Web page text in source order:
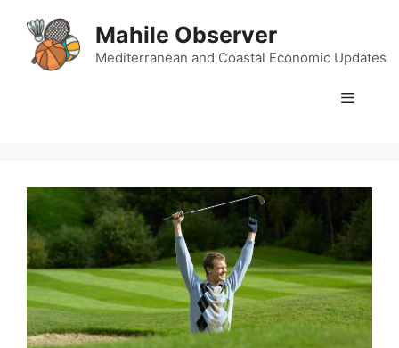
content
Mahile Observer
Mediterranean and Coastal Economic Updates
Menu